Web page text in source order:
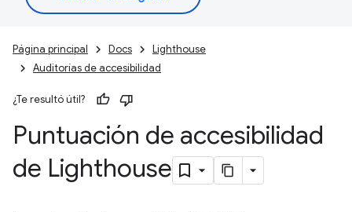
Página principal Docs
Lighthouse
Auditorías de accesibilidad
¿Te resultó útil?
Puntuación de accesibilidad
de Lighthouse